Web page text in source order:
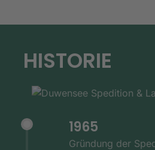
HISTORIE
1965
Gründung der